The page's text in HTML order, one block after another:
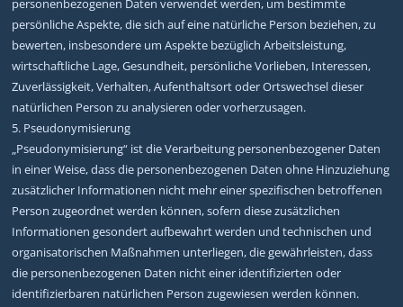
persönliche Aspekte, die sich auf eine natürliche Person beziehen, zu
bewerten, insbesondere um Aspekte bezüglich Arbeitsleistung,
wirtschaftliche Lage, Gesundheit, persönliche Vorlieben, Interessen,
Zuverlässigkeit, Verhalten, Aufenthaltsort oder Ortswechsel dieser
natürlichen Person zu analysieren oder vorherzusagen.
5. Pseudonymisierung
„Pseudonymisierung“ ist die Verarbeitung personenbezogener Daten
in einer Weise, dass die personenbezogenen Daten ohne Hinzuziehung
zusätzlicher Informationen nicht mehr einer spezifischen betroffenen
Person zugeordnet werden können, sofern diese zusätzlichen
Informationen gesondert aufbewahrt werden und technischen und
organisatorischen Maßnahmen unterliegen, die gewährleisten, dass
die personenbezogenen Daten nicht einer identifizierten oder
identifizierbaren natürlichen Person zugewiesen werden können.